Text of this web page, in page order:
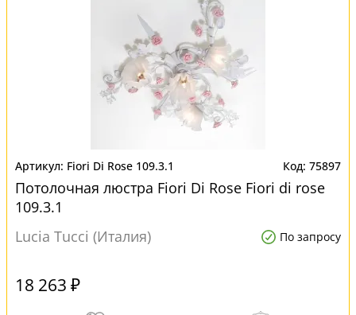
Fiori Di Rose 109.3.1 75897
Потолочная люстра Fiori Di Rose Fiori di rose
109.3.1
Lucia Tucci (Италия)
По запросу
18 263 ₽